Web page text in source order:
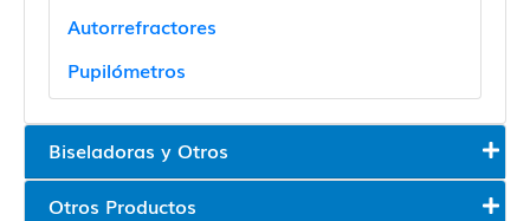
Autorrefractores
Pupilómetros
Biseladoras y Otros
Otros Productos